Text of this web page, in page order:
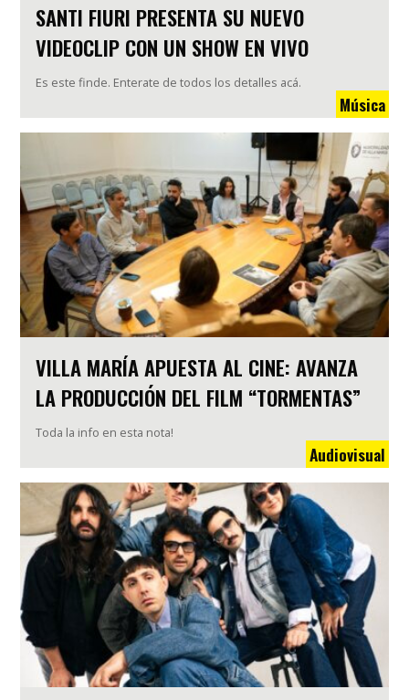
SANTI FIURI PRESENTA SU NUEVO
VIDEOCLIP CON UN SHOW EN VIVO
Es este finde. Enterate de todos los detalles acá.
Música
VILLA MARÍA APUESTA AL CINE: AVANZA
LA PRODUCCIÓN DEL FILM “TORMENTAS”
Toda la info en esta nota!
Audiovisual